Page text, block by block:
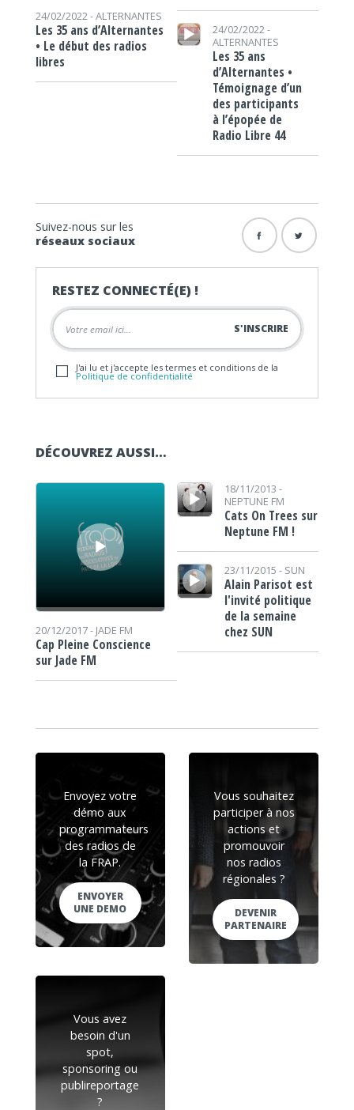
24/02/2022 -ALTERNANTES
Les 35 ans d’Alternantes
• Le début des radios
libres
Lecteur audio
24/02/2022 -
ALTERNANTES
Les 35 ans
d’Alternantes •
Témoignage d’un
des participants
à l’épopée de
Radio Libre 44
Suivez-nous sur les
réseaux sociaux
RESTEZ CONNECTÉ(E) !
J'ai lu et j'accepte les termes et conditions de la
Politique de confidentialité
DÉCOUVREZ AUSSI…
Lecteur audio
20/12/2017 - JADE FM
Cap Pleine Conscience
sur Jade FM
Lecteur audio18/11/2013 -
NEPTUNE FM
Cats On Trees sur
Neptune FM !
Lecteur audio
23/11/2015 - SUN
Alain Parisot est
l'invité politique
de la semaine
chez SUN
Envoyez votre
démo aux
programmateurs
des radios de
la FRAP.
ENVOYER
UNE DEMO
Vous souhaitez
participer à nos
actions et
promouvoir
nos radios
régionales ?
DEVENIR
PARTENAIRE
Vous avez
besoin d'un
spot,
sponsoring ou
publireportage
?